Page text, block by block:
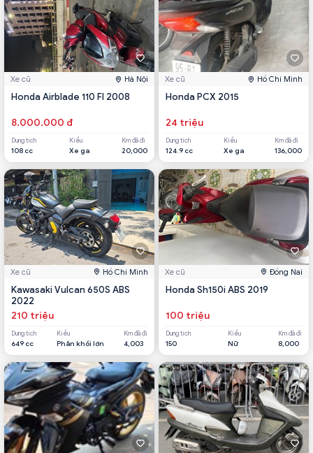
Xe cũ Hà Nội
Honda Airblade 110 FI 2008
8.000.000 đ
Dung tích
108 cc
Kiểu
Xe ga
Km đã đi
20,000
Xe cũ Hồ Chí Minh
Honda PCX 2015
24 triệu
Dung tích
124.9 cc
Kiểu
Xe ga
Km đã đi
136,000
Xe cũ Hồ Chí Minh
Kawasaki Vulcan 650S ABS
2022
210 triệu
Dung tích
649 cc
Kiểu
Phân khối lớn
Km đã đi
4,003
Xe cũ Đồng Nai
Honda Sh150i ABS 2019
100 triệu
Dung tích
150
Kiểu
Nữ
Km đã đi
8,000